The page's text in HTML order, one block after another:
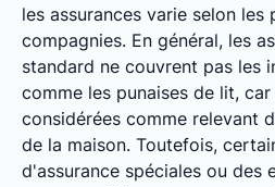
les assurances varie selon les
compagnies. En général, les
standard ne couvrent pas les
comme les punaises de lit,
considérées comme relevant
de la maison. Toutefois,
d'assurance spéciales ou des